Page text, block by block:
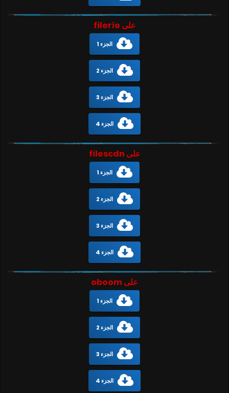
على filerio
الجزء 1
الجزء 2
الجزء 3
الجزء 4
على filescdn
الجزء 1
الجزء 2
الجزء 3
الجزء 4
على oboom
الجزء 1
الجزء 2
الجزء 3
الجزء 4